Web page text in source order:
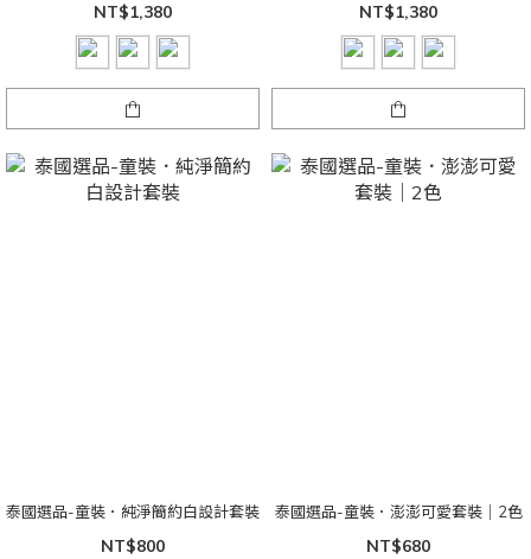
NT$1,380 NT$1,380
泰國選品-童裝．純淨簡約白設計套裝
NT$800
泰國選品-童裝．澎澎可愛套裝｜2色
NT$680